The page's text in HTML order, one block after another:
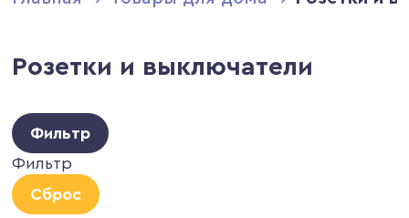
Розетки и выключатели
Фильтр
Фильтр
Сброс